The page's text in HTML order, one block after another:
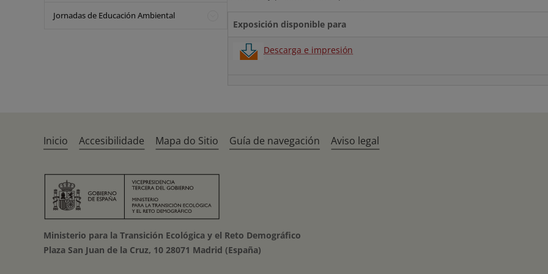
Jornadas de Educación Ambiental
Exposición disponible para
Descarga e impresión
Inicio Accesibilidade Mapa do Sitio Guía de navegación Aviso legal
Ministerio para la Transición Ecológica y el Reto Demográfico
Plaza San Juan de la Cruz, 10 28071 Madrid (España)